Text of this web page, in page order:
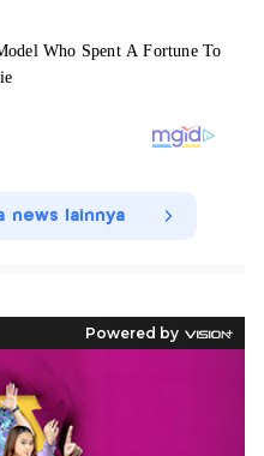
news lainnya